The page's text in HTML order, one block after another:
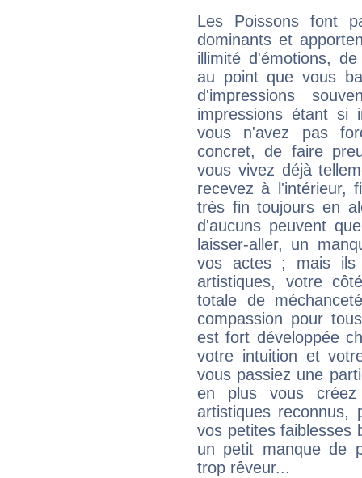
Les Poissons font
dominants et
illimité d'émotions,
au point que vous
d'impressions
impressions étant si
vous n'avez pas
concret, de faire
vous vivez déjà
recevez à l'intérieur,
très fin toujours en
d'aucuns peuvent
laisser-aller, un
vos actes ; mais ils
artistiques, votre
totale de
compassion pour
est fort développée
votre intuition et
vous passiez une
en plus vous
artistiques reconnus,
vos petites faiblesses
un petit manque de
trop rêveur...